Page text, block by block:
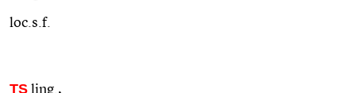
loc.s.f.
TS ling. ,